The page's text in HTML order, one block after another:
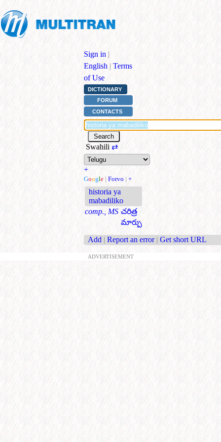
Sign in |
English | Terms
of Use
DICTIONARY
FORUM
CONTACTS
Swahili ⇄
+
Google | Forvo | +
historia ya
mabadiliko
comp., MS చరిత్ర
మార్పు
Add | Report an error | Get short URL
ADVERTISEMENT